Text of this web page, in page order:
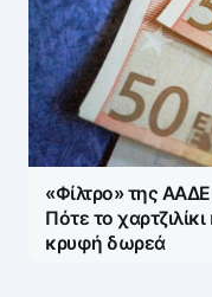
«Φίλτρο» της
Πότε το
κρυφή δωρεά